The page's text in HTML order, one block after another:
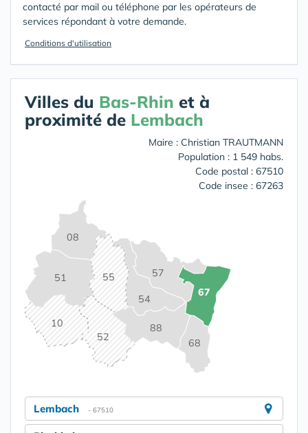
contacté par mail ou téléphone par les opérateurs de
services répondant à votre demande.
Conditions d'utilisation
Villes du Bas-Rhin et à
proximité de Lembach
Maire : Christian TRAUTMANN
Population : 1 549 habs.
Code postal : 67510
Code insee : 67263
08
10
51
52
54
55 57
67
68
88
Lembach - 67510